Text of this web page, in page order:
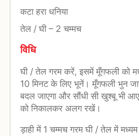
कटा हरा धनिया
तेल / घी– 2 चम्मच
विधि
घी / तेल गरम करें, इसमें मूँगफली को
10 मिनट के लिए भूनें। मूँगफली भुन
बदल जाएगा और सौंधी सी खुश्बू भी
को निकालकर अलग रखें।
ड़ाही में 1 चम्मच गरम घी / तेल में